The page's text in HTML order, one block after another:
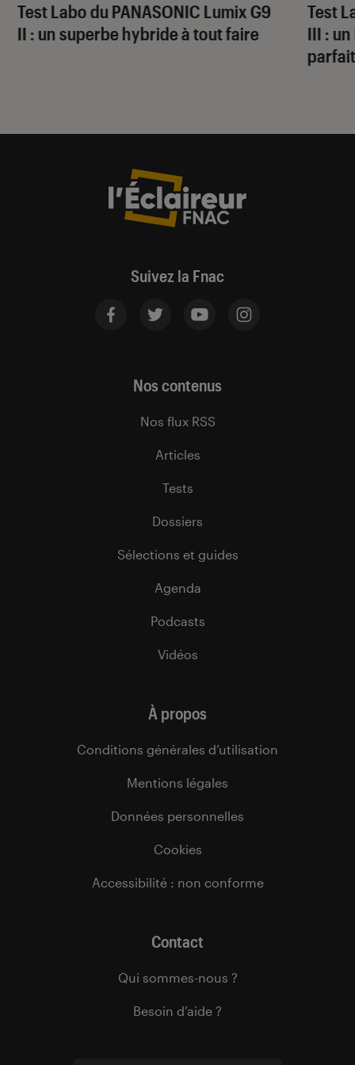
Test Labo du PANASONIC Lumix G9
II : un superbe hybride à tout faire
Test
III :
Suivez la Fnac
Nos contenus
Nos flux RSS
Articles
Tests
Dossiers
Sélections et guides
Agenda
Podcasts
Vidéos
À propos
Conditions générales d’utilisation
Mentions légales
Données personnelles
Cookies
Accessibilité : non conforme
Contact
Qui sommes-nous ?
Besoin d’aide ?